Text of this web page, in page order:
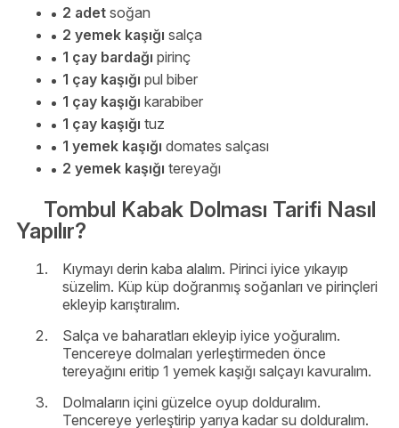
2 adet soğan
2 yemek kaşığı salça
1 çay bardağı pirinç
1 çay kaşığı pul biber
1 çay kaşığı karabiber
1 çay kaşığı tuz
1 yemek kaşığı domates salçası
2 yemek kaşığı tereyağı
Tombul Kabak Dolması Tarifi Nasıl
Yapılır?
Kıymayı derin kaba alalım. Pirinci iyice yıkayıp
süzelim. Küp küp doğranmış soğanları ve pirinçleri
ekleyip karıştıralım.
Salça ve baharatları ekleyip iyice yoğuralım.
Tencereye dolmaları yerleştirmeden önce
tereyağını eritip 1 yemek kaşığı salçayı kavuralım.
Dolmaların içini güzelce oyup dolduralım.
Tencereye yerleştirip yarıya kadar su dolduralım.